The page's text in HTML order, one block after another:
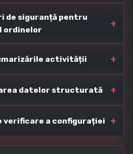
de siguranță pentru
ordinelor
+
activității +
datelor structurată +
verificare a configurației +